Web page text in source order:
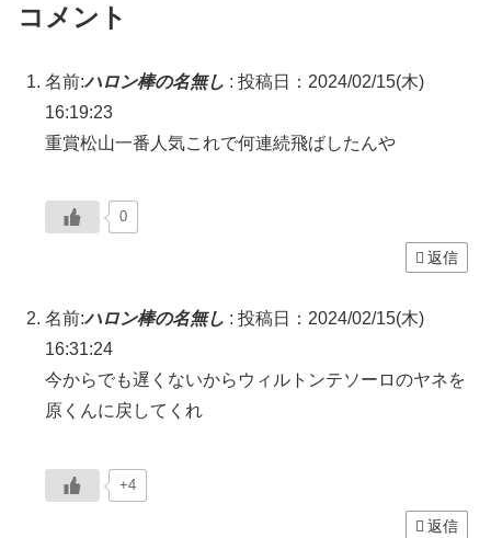
コメント
名前:ハロン棒の名無し : 投稿日：2024/02/15(木)
16:19:23
重賞松山一番人気これで何連続飛ばしたんや
0
返信
名前:ハロン棒の名無し : 投稿日：2024/02/15(木)
16:31:24
今からでも遅くないからウィルトンテソーロのヤネを
原くんに戻してくれ
+4
返信